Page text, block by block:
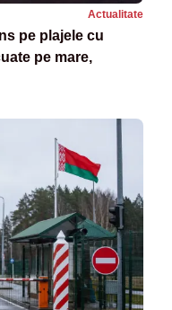
Actualitate
pe plajele cu
pe mare,